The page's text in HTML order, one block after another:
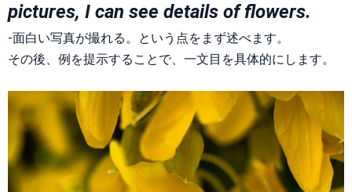
pictures, I can see details of flowers.
-面白い写真が撮れる。という点をまず述べます。
その後、例を提示することで、一文目を具体的にします。